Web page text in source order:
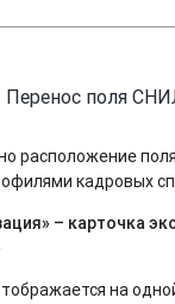
Перенос поля
расположение
кадровых
– карточка
на